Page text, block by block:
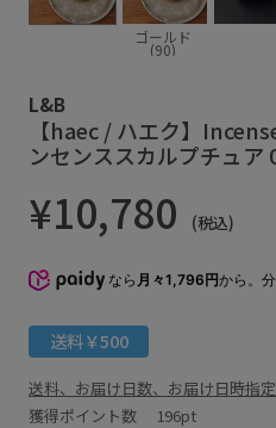
ゴールド
(90)
L&B
【haec / ハエク】
ンセンススカルプチュア
¥10,780 (税込)
なら 月々1,796円から。
送料￥500
送料、お届け日数、お届け日時指
獲得ポイント数 196pt